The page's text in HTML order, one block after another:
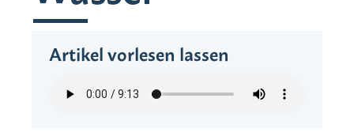
Lebensgefühl
Innovation
Artikel vorlesen lassen